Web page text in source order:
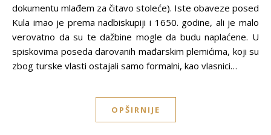
dokumentu mlađem za čitavo stoleće). Iste obaveze posed
Kula imao je prema nadbiskupiji i 1650. godine, ali je malo
verovatno da su te dažbine mogle da budu naplaćene. U
spiskovima poseda darovanih mađarskim plemićima, koji su
zbog turske vlasti ostajali samo formalni, kao vlasnici…
OPŠIRNIJE